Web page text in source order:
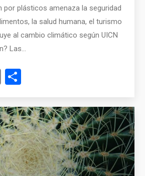
por plásticos amenaza la seguridad
la salud humana, el turismo
al cambio climático según UICN
Las…
Email